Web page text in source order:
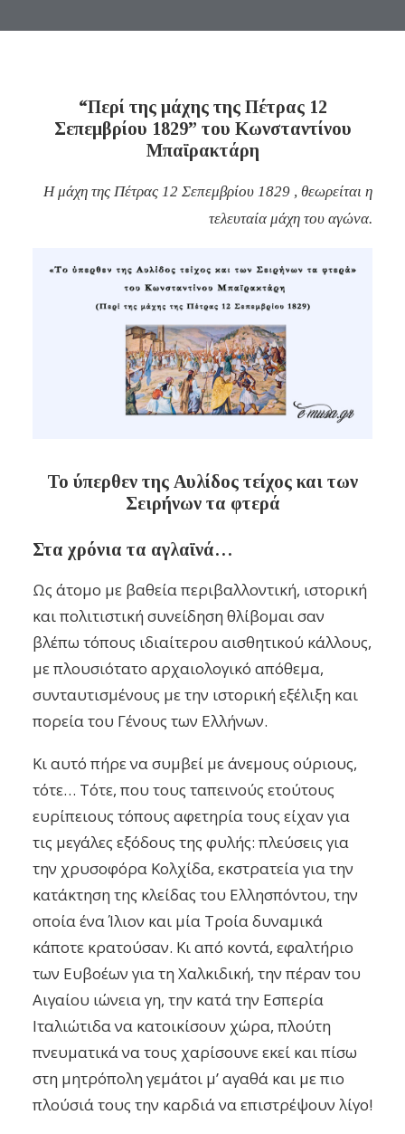
“Περί της μάχης της Πέτρας 12
Σεπεμβρίου 1829” του Κωνσταντίνου
Μπαϊρακτάρη
Η μάχη της Πέτρας 12 Σεπεμβρίου 1829 , θεωρείται η
τελευταία μάχη του αγώνα.
Το ύπερθεν της Αυλίδος τείχος και των
Σειρήνων τα φτερά
Στα χρόνια τα αγλαϊνά…
Ως άτομο με βαθεία περιβαλλοντική, ιστορική
και πολιτιστική συνείδηση θλίβομαι σαν
βλέπω τόπους ιδιαίτερου αισθητικού κάλλους,
με πλουσιότατο αρχαιολογικό απόθεμα,
συνταυτισμένους με την ιστορική εξέλιξη και
πορεία του Γένους των Ελλήνων.
Κι αυτό πήρε να συμβεί με άνεμους ούριους,
τότε… Τότε, που τους ταπεινούς ετούτους
ευρίπειους τόπους αφετηρία τους είχαν για
τις μεγάλες εξόδους της φυλής: πλεύσεις για
την χρυσοφόρα Κολχίδα, εκστρατεία για την
κατάκτηση της κλείδας του Ελλησπόντου, την
οποία ένα Ίλιον και μία Τροία δυναμικά
κάποτε κρατούσαν. Κι από κοντά, εφαλτήριο
των Ευβοέων για τη Χαλκιδική, την πέραν του
Αιγαίου ιώνεια γη, την κατά την Εσπερία
Ιταλιώτιδα να κατοικίσουν χώρα, πλούτη
πνευματικά να τους χαρίσουνε εκεί και πίσω
στη μητρόπολη γεμάτοι μ’ αγαθά και με πιο
πλούσιά τους την καρδιά να επιστρέψουν λίγο!